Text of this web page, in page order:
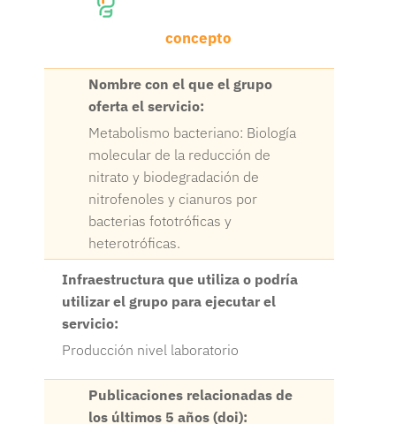
concepto
Nombre con el que el grupo
oferta el servicio:
Metabolismo bacteriano: Biología
molecular de la reducción de
nitrato y biodegradación de
nitrofenoles y cianuros por
bacterias fototróficas y
heterotróficas.
Infraestructura que utiliza o podría
utilizar el grupo para ejecutar el
servicio:
Producción nivel laboratorio
Publicaciones relacionadas de
los últimos 5 años (doi):